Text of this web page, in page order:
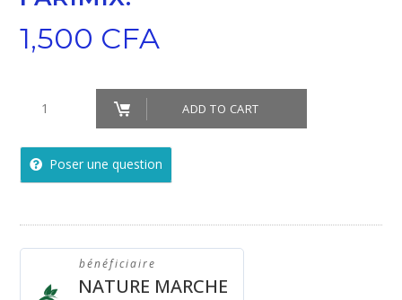
1,500 CFA
FARIMIX:
ADD TO CART
Poser une question
bénéficiaire
NATURE MARCHE